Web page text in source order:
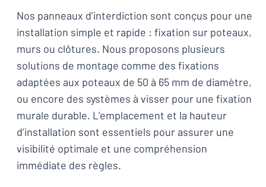
Nos panneaux d’interdiction sont conçus pour une
installation simple et rapide : fixation sur poteaux,
murs ou clôtures. Nous proposons plusieurs
solutions de montage comme des fixations
adaptées aux poteaux de 50 à 65 mm de diamètre,
ou encore des systèmes à visser pour une fixation
murale durable. L’emplacement et la hauteur
d’installation sont essentiels pour assurer une
visibilité optimale et une compréhension
immédiate des règles.